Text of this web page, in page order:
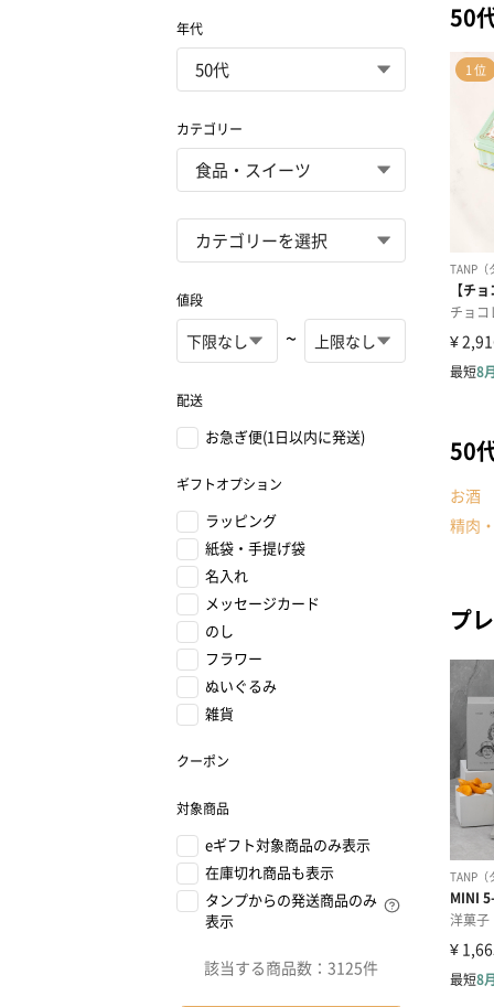
年代
カテゴリー
値段
~
配送
お急ぎ便(1日以内に発送)
ギフトオプション
ラッピング
紙袋・手提げ袋
名入れ
メッセージカード
のし
フラワー
ぬいぐるみ
雑貨
クーポン
対象商品
eギフト対象商品のみ表示
在庫切れ商品も表示
タンプからの発送商品のみ
表示
該当する商品数： 3125件
50
50
お酒
精肉
プ